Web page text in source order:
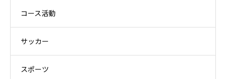
コース活動
サッカー
スポーツ